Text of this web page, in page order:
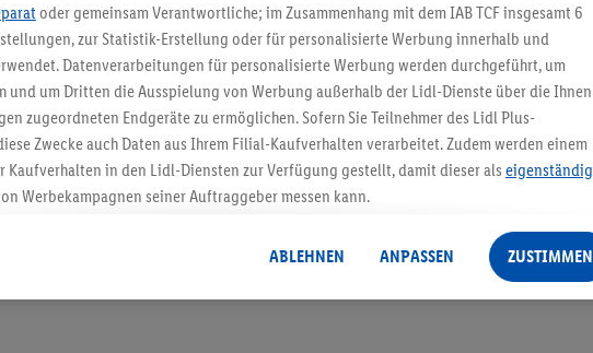
5.95 € Versand sparen³²ᵃ
Jetzt zum Newsletter anmelden
Gutschein sichern!
oder gemeinsam Verantwortliche; im Zusammenhang mit dem IAB TCF insgesamt 6
zur Statistik-Erstellung oder für personalisierte Werbung innerhalb und
Datenverarbeitungen für personalisierte Werbung werden durchgeführt, um
und um Dritten die Ausspielung von Werbung außerhalb der Lidl-Dienste über die Ihnen
zugeordneten Endgeräte zu ermöglichen. Sofern Sie Teilnehmer des Lidl Plus-
Zwecke auch Daten aus Ihrem Filial-Kaufverhalten verarbeitet. Zudem werden einem
Kaufverhalten in den Lidl-Diensten zur Verfügung gestellt, damit dieser als eigenständig
Werbekampagnen seiner Auftraggeber messen kann.
umfasst die Zusammenführung von Daten (z.B. über Ihre Nutzung der Lidl-Dienste, Ihr
Informationen aus Ihrem Kundenkonto - z.B. Alter oder Geschlecht - sowie Ihre
verschiedene Endgeräte und Lidl-Dienste hinweg einschließlich dem Speichern von
ABLEHNEN ANPASSEN ZUSTIMMEN